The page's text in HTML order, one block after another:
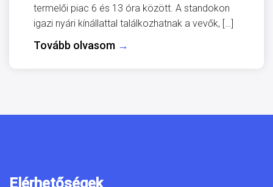
termelői piac 6 és 13 óra között. A standokon
igazi nyári kínállattal találkozhatnak a vevők, […]
Tovább olvasom →
Elérhetőségek